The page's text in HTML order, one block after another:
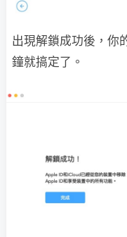
出現解鎖成功後，你
鐘就搞定了。